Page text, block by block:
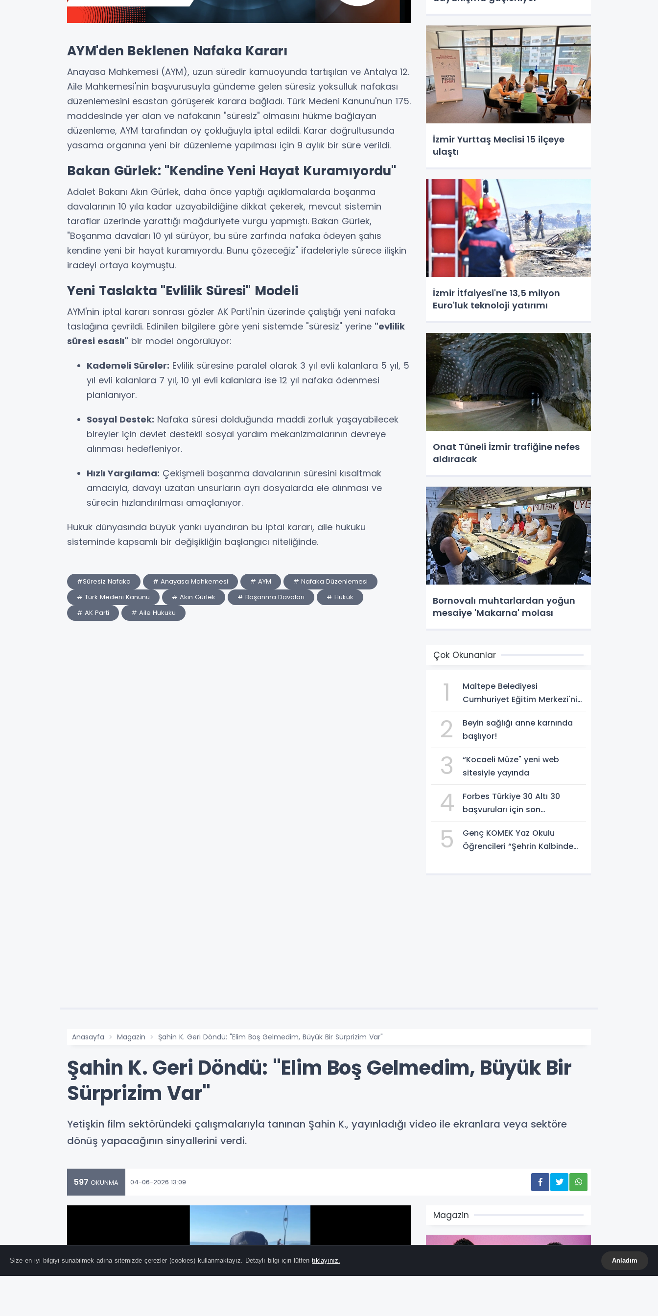
AYM'den Beklenen Nafaka Kararı
Anayasa Mahkemesi (AYM), uzun süredir kamuoyunda tartışılan ve Antalya 12.
Aile Mahkemesi'nin başvurusuyla gündeme gelen süresiz yoksulluk nafakası
düzenlemesini esastan görüşerek karara bağladı. Türk Medeni Kanunu'nun 175.
maddesinde yer alan ve nafakanın "süresiz" olmasını hükme bağlayan
düzenleme, AYM tarafından oy çokluğuyla iptal edildi. Karar doğrultusunda
yasama organına yeni bir düzenleme yapılması için 9 aylık bir süre verildi.
Bakan Gürlek: "Kendine Yeni Hayat Kuramıyordu"
Adalet Bakanı Akın Gürlek, daha önce yaptığı açıklamalarda boşanma
davalarının 10 yıla kadar uzayabildiğine dikkat çekerek, mevcut sistemin
taraflar üzerinde yarattığı mağduriyete vurgu yapmıştı. Bakan Gürlek,
"Boşanma davaları 10 yıl sürüyor, bu süre zarfında nafaka ödeyen şahıs
kendine yeni bir hayat kuramıyordu. Bunu çözeceğiz" ifadeleriyle sürece ilişkin
iradeyi ortaya koymuştu.
Yeni Taslakta "Evlilik Süresi" Modeli
AYM'nin iptal kararı sonrası gözler AK Parti'nin üzerinde çalıştığı yeni nafaka
taslağına çevrildi. Edinilen bilgilere göre yeni sistemde "süresiz" yerine "evlilik
süresi esaslı" bir model öngörülüyor:
Kademeli Süreler: Evlilik süresine paralel olarak 3 yıl evli kalanlara 5 yıl, 5
yıl evli kalanlara 7 yıl, 10 yıl evli kalanlara ise 12 yıl nafaka ödenmesi
planlanıyor.
Sosyal Destek: Nafaka süresi dolduğunda maddi zorluk yaşayabilecek
bireyler için devlet destekli sosyal yardım mekanizmalarının devreye
alınması hedefleniyor.
Hızlı Yargılama: Çekişmeli boşanma davalarının süresini kısaltmak
amacıyla, davayı uzatan unsurların ayrı dosyalarda ele alınması ve
sürecin hızlandırılması amaçlanıyor.
Hukuk dünyasında büyük yankı uyandıran bu iptal kararı, aile hukuku
sisteminde kapsamlı bir değişikliğin başlangıcı niteliğinde.
#Süresiz Nafaka # Anayasa Mahkemesi # AYM
# Nafaka Düzenlemesi
# Türk Medeni Kanunu
# Akın Gürlek # Boşanma Davaları
# Hukuk
# AK Parti
# Aile Hukuku
İzmir Yurttaş Meclisi 15 ilçeye
ulaştı
İzmir İtfaiyesi'ne 13,5 milyon
Euro'luk teknoloji yatırımı
Onat Tüneli İzmir trafiğine nefes
aldıracak
Bornovalı muhtarlardan yoğun
mesaiye 'Makarna' molası
Çok Okunanlar
1
Maltepe Belediyesi
Cumhuriyet Eğitim Merkezi'nin
2
Beyin sağlığı anne karnında
başlıyor!
3
“Kocaeli Müze" yeni web
sitesiyle yayında
4
Forbes Türkiye 30 Altı 30
başvuruları için son
5
Genç KOMEK Yaz Okulu
Öğrencileri “Şehrin Kalbinde
Anasayfa Magazin Şahin K. Geri Döndü: "Elim Boş Gelmedim, Büyük Bir Sürprizim Var"
Şahin K. Geri Döndü: "Elim Boş Gelmedim, Büyük Bir
Sürprizim Var"
Yetişkin film sektöründeki çalışmalarıyla tanınan Şahin K., yayınladığı video ile ekranlara veya sektöre
dönüş yapacağının sinyallerini verdi.
597 OKUNMA 04-06-2026 13:09
Magazin
Size en iyi bilgiyi sunabilmek adına sitemizde çerezler (cookies) kullanmaktayız. Detaylı bilgi için lütfen tıklayınız. Anladım